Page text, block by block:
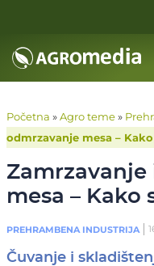
Početna »Agro teme»
odmrzavanje mesa –
mesa –
PREHRAMBENA INDUSTRIJA
Čuvanje i